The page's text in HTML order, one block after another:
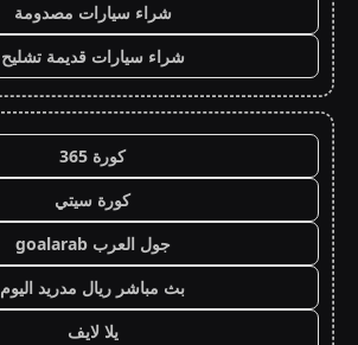
شراء سيارات مصدومة
شراء سيارات قديمة تشليح
كورة 365
كورة سيتي
جول العرب goalarab
بث مباشر ريال مدريد اليوم
يلا لايف